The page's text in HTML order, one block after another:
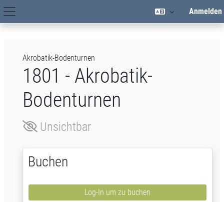
Zum Hauptinhalt
Hauptnavigation
Anmelden
Akrobatik-Bodenturnen
1801 - Akrobatik-
Bodenturnen
Unsichtbar
Buchen
Log-In um zu buchen